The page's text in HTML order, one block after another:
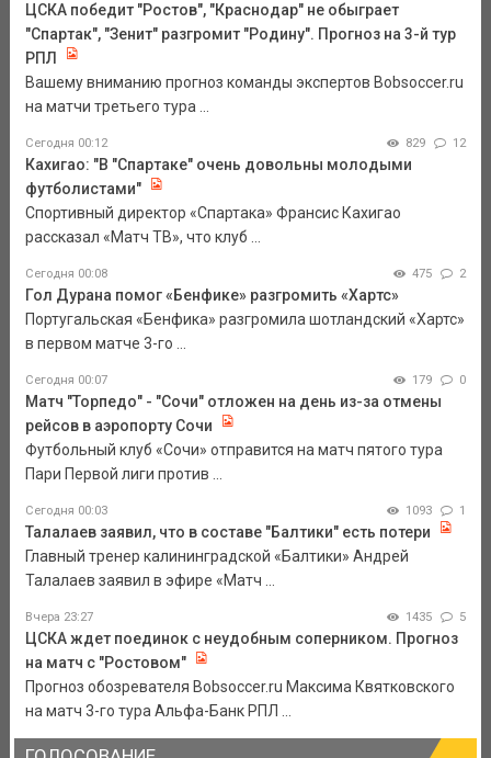
ЦСКА победит "Ростов", "Краснодар" не обыграет
"Спартак", "Зенит" разгромит "Родину". Прогноз на 3-й тур
РПЛ
Вашему вниманию прогноз команды экспертов Bobsoccer.ru
на матчи третьего тура ...
Сегодня 00:12 829 12
Кахигао: "В "Спартаке" очень довольны молодыми
футболистами"
Спортивный директор «Спартака» Франсис Кахигао
рассказал «Матч ТВ», что клуб ...
Сегодня 00:08 475 2
Гол Дурана помог «Бенфике» разгромить «Хартс»
Португальская «Бенфика» разгромила шотландский «Хартс»
в первом матче 3-го ...
Сегодня 00:07 179 0
Матч "Торпедо" - "Сочи" отложен на день из-за отмены
рейсов в аэропорту Сочи
Футбольный клуб «Сочи» отправится на матч пятого тура
Пари Первой лиги против ...
Сегодня 00:03 1093 1
Талалаев заявил, что в составе "Балтики" есть потери
Главный тренер калининградской «Балтики» Андрей
Талалаев заявил в эфире «Матч ...
Вчера 23:27 1435 5
ЦСКА ждет поединок с неудобным соперником. Прогноз
на матч с "Ростовом"
Прогноз обозревателя Bobsoccer.ru Максима Квятковского
на матч 3-го тура Альфа-Банк РПЛ ...